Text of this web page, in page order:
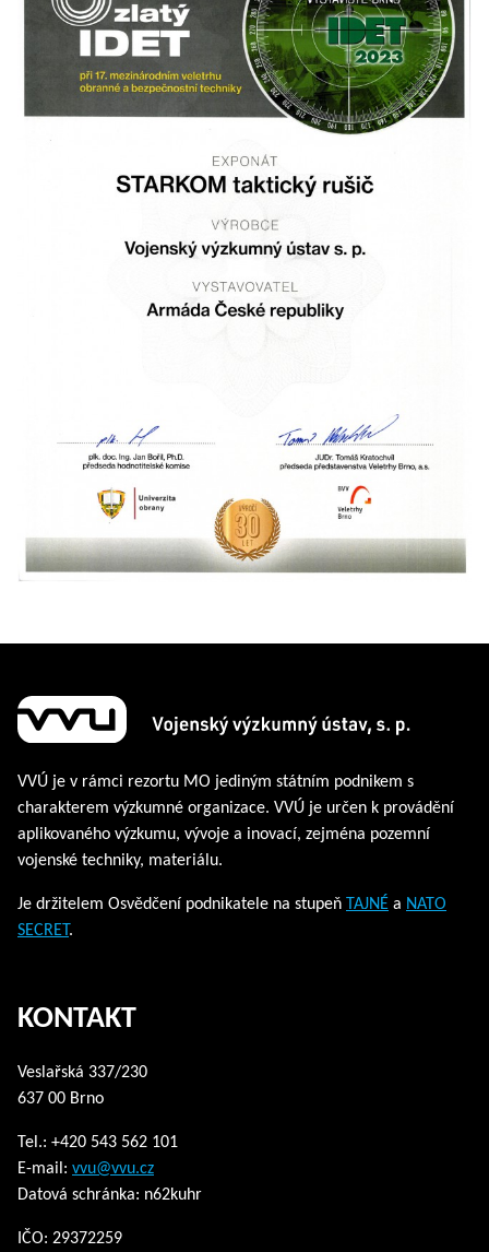
VVÚ je v rámci rezortu MO jediným státním podnikem s
charakterem výzkumné organizace. VVÚ je určen k provádění
aplikovaného výzkumu, vývoje a inovací, zejména pozemní
vojenské techniky, materiálu.
Je držitelem Osvědčení podnikatele na stupeň TAJNÉ a NATO
SECRET.
KONTAKT
Veslařská 337/230
637 00 Brno
Tel.: +420 543 562 101
E-mail: vvu@vvu.cz
Datová schránka: n62kuhr
IČO: 29372259